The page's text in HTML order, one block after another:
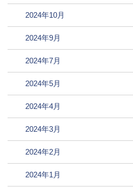
2024年10月
2024年9月
2024年7月
2024年5月
2024年4月
2024年3月
2024年2月
2024年1月